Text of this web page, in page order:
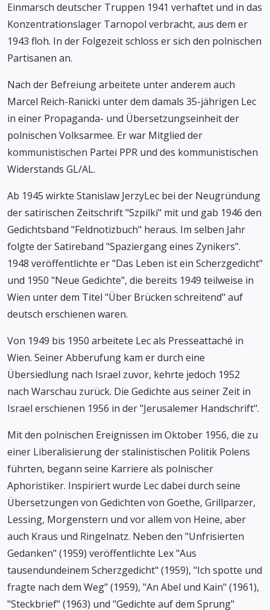
Einmarsch deutscher Truppen 1941 verhaftet und in das
Konzentrationslager Tarnopol verbracht, aus dem er
1943 floh. In der Folgezeit schloss er sich den polnischen
Partisanen an.
Nach der Befreiung arbeitete unter anderem auch
Marcel Reich-Ranicki unter dem damals 35-jährigen Lec
in einer Propaganda- und Übersetzungseinheit der
polnischen Volksarmee. Er war Mitglied der
kommunistischen Partei PPR und des kommunistischen
Widerstands GL/AL.
Ab 1945 wirkte Stanislaw JerzyLec bei der Neugründung
der satirischen Zeitschrift "Szpilki" mit und gab 1946 den
Gedichtsband "Feldnotizbuch" heraus. Im selben Jahr
folgte der Satireband "Spaziergang eines Zynikers".
1948 veröffentlichte er "Das Leben ist ein Scherzgedicht"
und 1950 "Neue Gedichte", die bereits 1949 teilweise in
Wien unter dem Titel "Über Brücken schreitend" auf
deutsch erschienen waren.
Von 1949 bis 1950 arbeitete Lec als Presseattaché in
Wien. Seiner Abberufung kam er durch eine
Übersiedlung nach Israel zuvor, kehrte jedoch 1952
nach Warschau zurück. Die Gedichte aus seiner Zeit in
Israel erschienen 1956 in der "Jerusalemer Handschrift".
Mit den polnischen Ereignissen im Oktober 1956, die zu
einer Liberalisierung der stalinistischen Politik Polens
führten, begann seine Karriere als polnischer
Aphoristiker. Inspiriert wurde Lec dabei durch seine
Übersetzungen von Gedichten von Goethe, Grillparzer,
Lessing, Morgenstern und vor allem von Heine, aber
auch Kraus und Ringelnatz. Neben den "Unfrisierten
Gedanken" (1959) veröffentlichte Lex "Aus
tausendundeinem Scherzgedicht" (1959), "Ich spotte und
fragte nach dem Weg" (1959), "An Abel und Kain" (1961),
"Steckbrief" (1963) und "Gedichte auf dem Sprung"